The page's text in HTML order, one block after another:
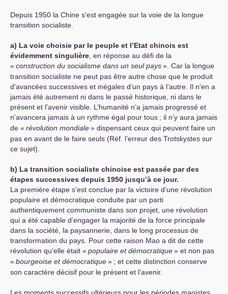
Depuis 1950 la Chine s’est engagée sur la voie de la longue
transition socialiste.
a) La voie choisie par le peuple et l’Etat chinois est
évidemment singulière , en réponse au défi de la
« construction du socialisme dans un seul pays». Car la longue
transition socialiste ne peut pas être autre chose que le produit
d’avancées successives et inégales d’un pays à l’autre. Il n’en a
jamais été autrement ni dans le passé historique, ni dans le
présent et l’avenir visible. L’humanité n’a jamais progressé et
n’avancera jamais à un rythme égal pour tous ; il n’y aura jamais
de « révolution mondiale» dispensant ceux qui peuvent faire un
pas en avant de le faire seuls (Réf. l’erreur des Trotskystes sur
ce sujet).
b) La transition socialiste chinoise est passée par des
étapes successives depuis 1950 jusqu’à ce jour.
La première étape s’est conclue par la victoire d’une révolution
populaire et démocratique conduite par un parti
authentiquement communiste dans son projet, une révolution
qui a été capable d’engager la majorité de la force principale
dans la société, la paysannerie, dans le long processus de
transformation du pays. Pour cette raison Mao a dit de cette
révolution qu’elle était « populaire et démocratique» et non pas
« bourgeoise et démocratique» ; et cette distinction conserve
son caractère décisif pour le présent et l’avenir.